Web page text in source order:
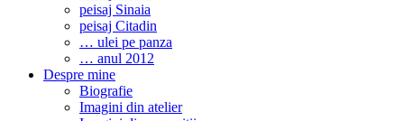
peisaj Sinaia
peisaj Citadin
… ulei pe panza
… anul 2012
Despre mine
Biografie
Imagini din atelier